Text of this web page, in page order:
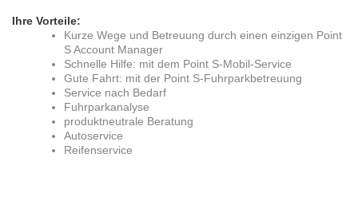
Ihre Vorteile:
Kurze Wege und Betreuung durch einen einzigen Point
S Account Manager
Schnelle Hilfe: mit dem Point S-Mobil-Service
Gute Fahrt: mit der Point S-Fuhrparkbetreuung
Service nach Bedarf
Fuhrparkanalyse
produktneutrale Beratung
Autoservice
Reifenservice